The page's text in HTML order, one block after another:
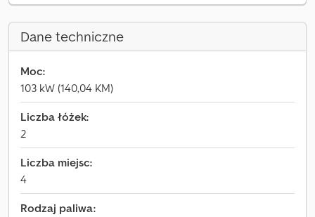
Dane techniczne
Moc:
103 kW (140,04 KM)
Liczba łóżek:
2
Liczba miejsc:
4
Rodzaj paliwa: